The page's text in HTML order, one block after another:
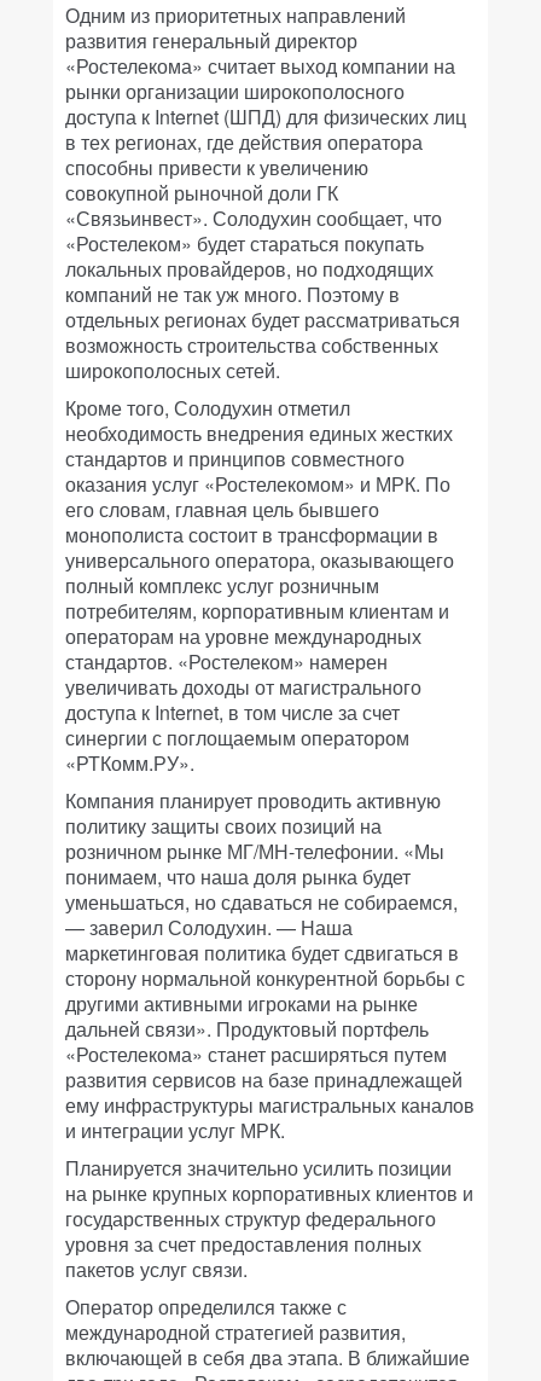
Одним из приоритетных направлений
развития генеральный директор
«Ростелекома» считает выход компании на
рынки организации широкополосного
доступа к Internet (ШПД) для физических лиц
в тех регионах, где действия оператора
способны привести к увеличению
совокупной рыночной доли ГК
«Связьинвест». Солодухин сообщает, что
«Ростелеком» будет стараться покупать
локальных провайдеров, но подходящих
компаний не так уж много. Поэтому в
отдельных регионах будет рассматриваться
возможность строительства собственных
широкополосных сетей.
Кроме того, Солодухин отметил
необходимость внедрения единых жестких
стандартов и принципов совместного
оказания услуг «Ростелекомом» и МРК. По
его словам, главная цель бывшего
монополиста состоит в трансформации в
универсального оператора, оказывающего
полный комплекс услуг розничным
потребителям, корпоративным клиентам и
операторам на уровне международных
стандартов. «Ростелеком» намерен
увеличивать доходы от магистрального
доступа к Internet, в том числе за счет
синергии с поглощаемым оператором
«РТКомм.РУ».
Компания планирует проводить активную
политику защиты своих позиций на
розничном рынке МГ/МН-телефонии. «Мы
понимаем, что наша доля рынка будет
уменьшаться, но сдаваться не собираемся,
— заверил Солодухин. — Наша
маркетинговая политика будет сдвигаться в
сторону нормальной конкурентной борьбы с
другими активными игроками на рынке
дальней связи». Продуктовый портфель
«Ростелекома» станет расширяться путем
развития сервисов на базе принадлежащей
ему инфраструктуры магистральных каналов
и интеграции услуг МРК.
Планируется значительно усилить позиции
на рынке крупных корпоративных клиентов и
государственных структур федерального
уровня за счет предоставления полных
пакетов услуг связи.
Оператор определился также с
международной стратегией развития,
включающей в себя два этапа. В ближайшие